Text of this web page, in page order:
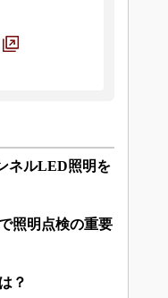
ネルLED照明を
照明点検の重要
？